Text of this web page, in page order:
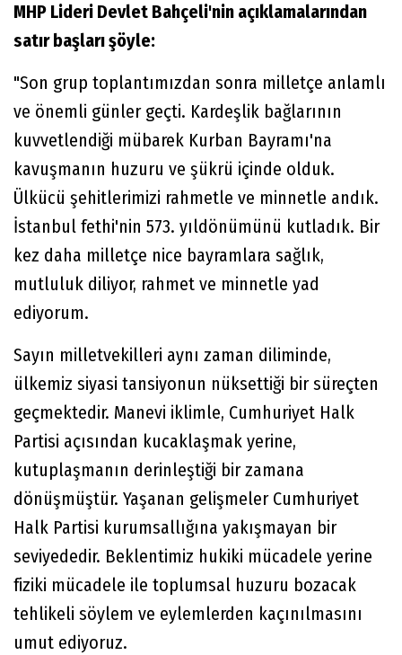
MHP Lideri Devlet Bahçeli'nin açıklamalarından
satır başları şöyle:
"Son grup toplantımızdan sonra milletçe anlamlı
ve önemli günler geçti. Kardeşlik bağlarının
kuvvetlendiği mübarek Kurban Bayramı'na
kavuşmanın huzuru ve şükrü içinde olduk.
Ülkücü şehitlerimizi rahmetle ve minnetle andık.
İstanbul fethi'nin 573. yıldönümünü kutladık. Bir
kez daha milletçe nice bayramlara sağlık,
mutluluk diliyor, rahmet ve minnetle yad
ediyorum.
Sayın milletvekilleri aynı zaman diliminde,
ülkemiz siyasi tansiyonun nüksettiği bir süreçten
geçmektedir. Manevi iklimle, Cumhuriyet Halk
Partisi açısından kucaklaşmak yerine,
kutuplaşmanın derinleştiği bir zamana
dönüşmüştür. Yaşanan gelişmeler Cumhuriyet
Halk Partisi kurumsallığına yakışmayan bir
seviyededir. Beklentimiz hukiki mücadele yerine
fiziki mücadele ile toplumsal huzuru bozacak
tehlikeli söylem ve eylemlerden kaçınılmasını
umut ediyoruz.